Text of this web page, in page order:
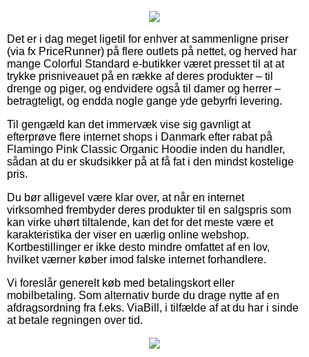
Det er i dag meget ligetil for enhver at sammenligne priser
(via fx PriceRunner) på flere outlets på nettet, og herved har
mange Colorful Standard e-butikker været presset til at at
trykke prisniveauet på en række af deres produkter – til
drenge og piger, og endvidere også til damer og herrer –
betragteligt, og endda nogle gange yde gebyrfri levering.
Til gengæld kan det immervæk vise sig gavnligt at
efterprøve flere internet shops i Danmark efter rabat på
Flamingo Pink Classic Organic Hoodie inden du handler,
sådan at du er skudsikker på at få fat i den mindst kostelige
pris.
Du bør alligevel være klar over, at når en internet
virksomhed frembyder deres produkter til en salgspris som
kan virke uhørt tiltalende, kan det for det meste være et
karakteristika der viser en uærlig online webshop.
Kortbestillinger er ikke desto mindre omfattet af en lov,
hvilket værner køber imod falske internet forhandlere.
Vi foreslår generelt køb med betalingskort eller
mobilbetaling. Som alternativ burde du drage nytte af en
afdragsordning fra f.eks. ViaBill, i tilfælde af at du har i sinde
at betale regningen over tid.